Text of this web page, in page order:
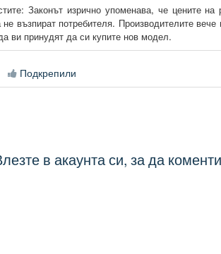
Законът изрично упоменава, че цените
възпират потребителя. Производителите
ви принудят да си купите нов модел.
Подкрепили
в акаунта си, за да